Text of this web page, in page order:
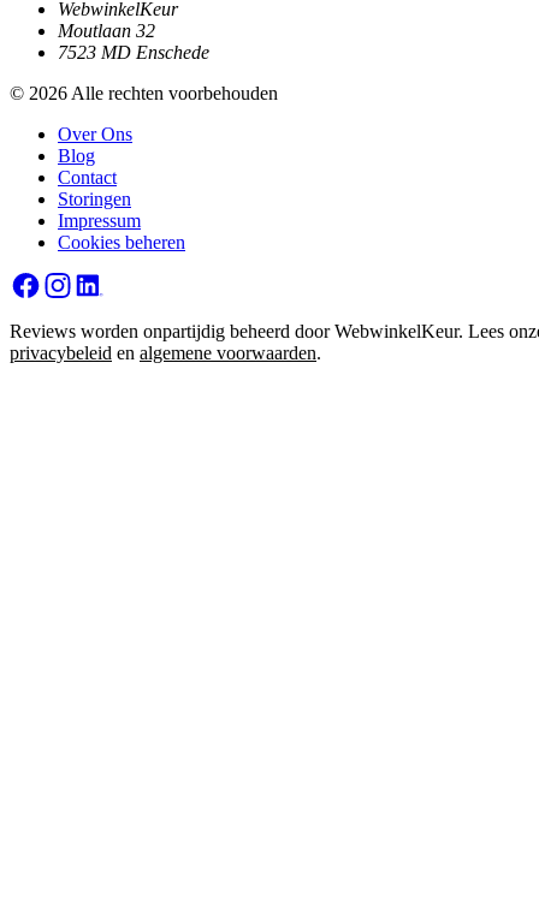
WebwinkelKeur
Moutlaan 32
7523 MD Enschede
© 2026 Alle rechten voorbehouden
Over Ons
Blog
Contact
Storingen
Impressum
Cookies beheren
Reviews worden onpartijdig beheerd door WebwinkelKeur. Lees
privacybeleid en algemene voorwaarden.